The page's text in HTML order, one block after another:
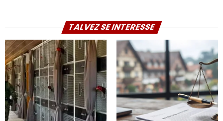
TALVEZ SE INTERESSE